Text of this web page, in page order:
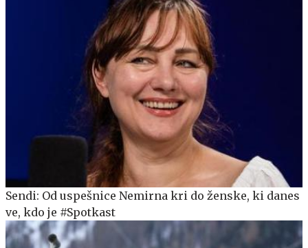
Sendi: Od uspešnice Nemirna kri do ženske, ki danes
ve, kdo je #Spotkast